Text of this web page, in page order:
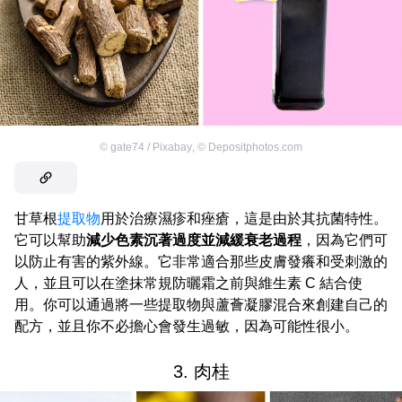
© gate74 / Pixabay, © Depositphotos.com
甘草根提取物用於治療濕疹和痤瘡，這是由於其抗菌特性。
它可以幫助減少色素沉著過度並減緩衰老過程 ，因為它們可
以防止有害的紫外線。它非常適合那些皮膚發癢和受刺激的
人，並且可以在塗抹常規防曬霜之前與維生素 C 結合使
用。你可以通過將一些提取物與蘆薈凝膠混合來創建自己的
配方，並且你不必擔心會發生過敏，因為可能性很小。
3. 肉桂